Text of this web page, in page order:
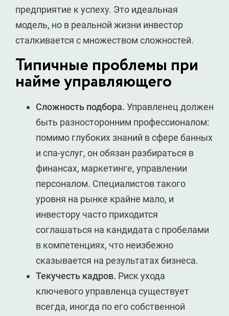
предприятие к успеху. Это идеальная
модель, но в реальной жизни инвестор
сталкивается с множеством сложностей.
Типичные проблемы при
найме управляющего
Сложность подбора. Управленец должен
быть разносторонним профессионалом:
помимо глубоких знаний в сфере банных
и спа-услуг, он обязан разбираться в
финансах, маркетинге, управлении
персоналом. Специалистов такого
уровня на рынке крайне мало, и
инвестору часто приходится
соглашаться на кандидата с пробелами
в компетенциях, что неизбежно
сказывается на результатах бизнеса.
Текучесть кадров. Риск ухода
ключевого управленца существует
всегда, иногда по его собственной